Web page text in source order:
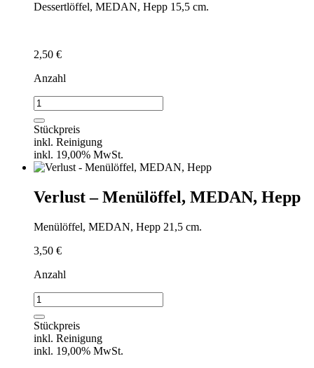
Dessertlöffel, MEDAN, Hepp 15,5 cm.
2,50 €
Anzahl
Verlust
-
Dessertlöffel,
MEDAN,
Hepp
Menge
Stückpreis
inkl. Reinigung
inkl. 19,00% MwSt.
Verlust – Menülöffel, MEDAN, Hepp
Menülöffel, MEDAN, Hepp 21,5 cm.
3,50 €
Anzahl
Verlust
-
Menülöffel,
MEDAN,
Hepp
Stückpreis
inkl. Reinigung
inkl. 19,00% MwSt.